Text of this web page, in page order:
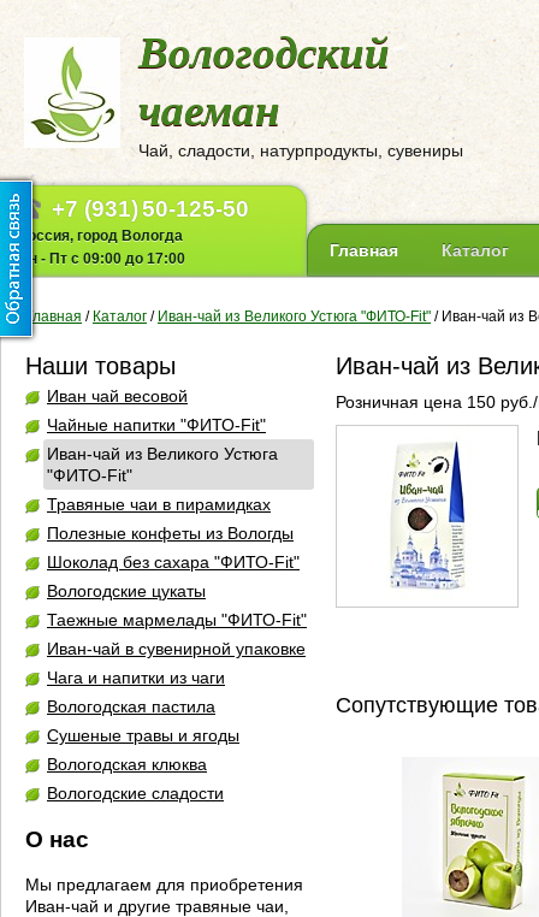
Вологодский
чаеман
Чай, сладости, натурпродукты, сувениры
+7 (931)50-125-50
Россия, город Вологда
Пн - Пт с 09:00 до 17:00
Главная Каталог
Главная / Каталог / Иван-чай из Великого Устюга "ФИТО-Fit" / Иван-чай из
Наши товары
Иван чай весовой
Чайные напитки "ФИТО-Fit"
Иван-чай из Великого Устюга
"ФИТО-Fit"
Травяные чаи в пирамидках
Полезные конфеты из Вологды
Шоколад без сахара "ФИТО-Fit"
Вологодские цукаты
Таежные мармелады "ФИТО-Fit"
Иван-чай в сувенирной упаковке
Чага и напитки из чаги
Вологодская пастила
Сушеные травы и ягоды
Вологодская клюква
Вологодские сладости
О нас
Мы предлагаем для приобретения
Иван-чай и другие травяные чаи,
Иван-чай из
Розничная цена 150
Сопутствующие